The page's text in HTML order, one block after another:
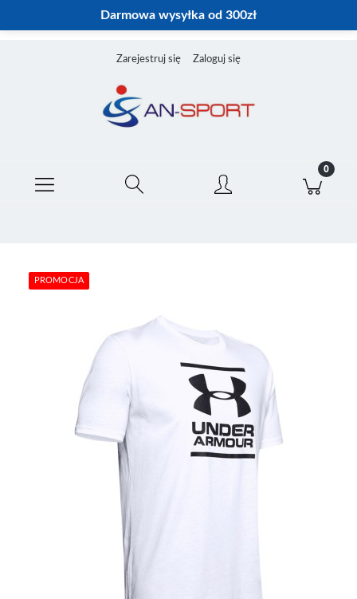
Darmowa wysyłka od 300zł
Zarejestruj się Zaloguj się
PROMOCJA